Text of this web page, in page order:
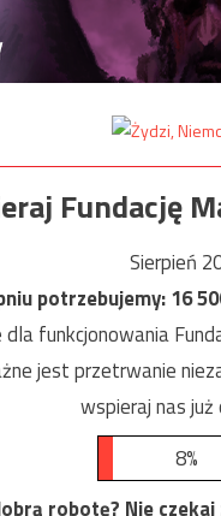
Fundację
Sierpień
potrzebujemy:16
funkcjonowania
jest przetrwanie
wspieraj nas
8%
robotę? Nie